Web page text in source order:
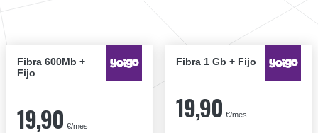
Fibra 600Mb +
Fijo
19,90 €/mes
Fibra 1 Gb + Fijo
19,90 €/mes